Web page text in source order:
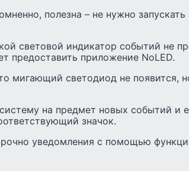
полезна – не нужно
световой индикатор событий не
предоставить приложение NoLED.
мигающий светодиод не появится,
на предмет новых событий и
значок.
уведомления с помощью